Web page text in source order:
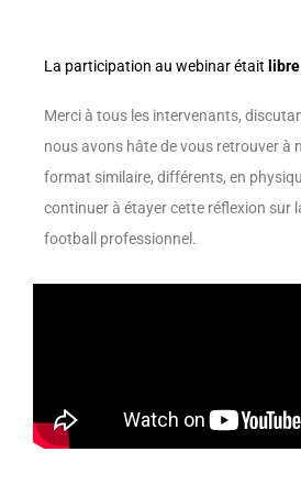
La participation au webinar était
Merci à tous les intervenants,
nous avons hâte de vous retrouver à
format similaire, différents, en
continuer à étayer cette réflexion sur
football professionnel.